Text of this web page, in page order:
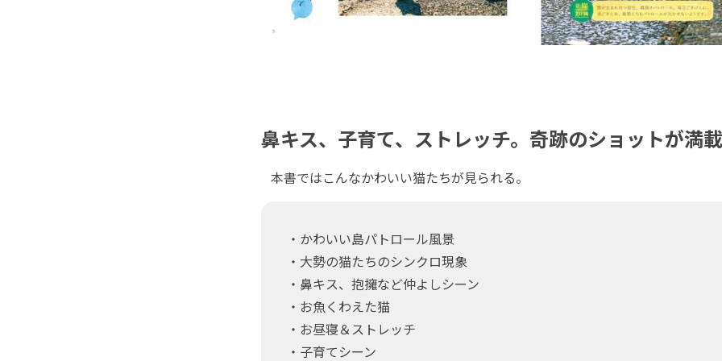
鼻キス、子育て、ストレッチ。奇跡のショットが満
本書ではこんなかわいい猫たちが見られる。
・かわいい島パトロール風景
・大勢の猫たちのシンクロ現象
・鼻キス、抱擁など仲よしシーン
・お魚くわえた猫
・お昼寝＆ストレッチ
・子育てシーン